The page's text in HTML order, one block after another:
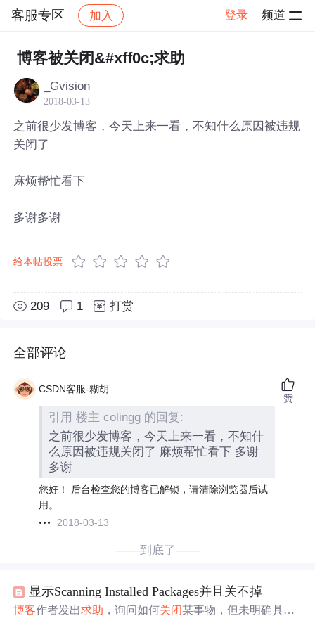
客服专区 加入 登录 频道
社区 客服专区 帖子详情
博客被关闭&#xff0c;求助
_Gvision
2018-03-13
之前很少发博客，今天上来一看，不知什么原因被违规
关闭了
麻烦帮忙看下
多谢多谢
给本帖投票
209 1 打赏
全部评论
CSDN客服-糊胡
引用 楼主 colingg 的回复:
之前很少发博客，今天上来一看，不知什
么原因被违规关闭了 麻烦帮忙看下 多谢
多谢
您好！ 后台检查您的博客已解锁，请清除浏览器后试
用。
2018-03-13
赞
——到底了——
显示Scanning Installed Packages并且关不掉
博客作者发出求助 ，询问如何关闭某事物，但未明确具体